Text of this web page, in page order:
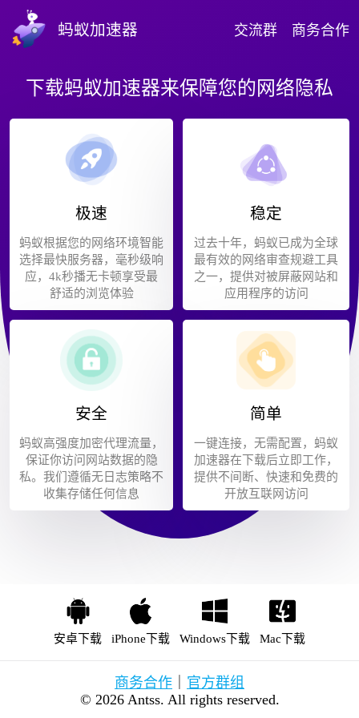
蚂蚁加速器 交流群 商务合作
下载蚂蚁加速器来保障您的网络隐私
极速
蚂蚁根据您的网络环境智能
选择最快服务器，毫秒级响
应，4k秒播无卡顿享受最
舒适的浏览体验
稳定
过去十年，蚂蚁已成为全球
最有效的网络审查规避工具
之一，提供对被屏蔽网站和
应用程序的访问
安全
蚂蚁高强度加密代理流量，
保证你访问网站数据的隐
私。我们遵循无日志策略不
收集存储任何信息
简单
一键连接，无需配置，蚂蚁
加速器在下载后立即工作，
提供不间断、快速和免费的
开放互联网访问
安卓下载 iPhone下载 Windows下载 Mac下载
© 2026 Antss. All rights reserved.
商务合作 官方群组